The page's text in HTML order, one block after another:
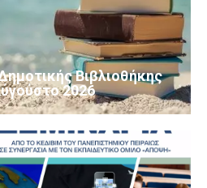
Βιβλιοθήκης
2026